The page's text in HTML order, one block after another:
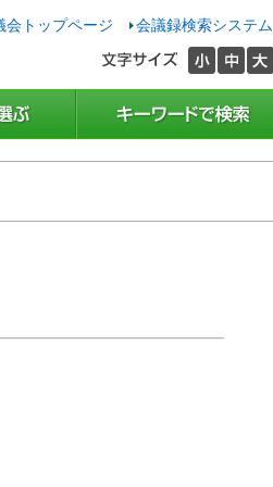
会トップページ 会議録検索システム